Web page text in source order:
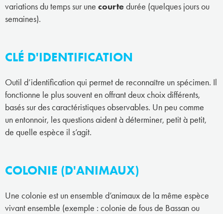
variations du temps sur une courtedurée (quelques jours ou
semaines).
CLÉ D'IDENTIFICATION
Outil d’identification qui permet de reconnaître un spécimen. Il
fonctionne le plus souvent en offrant deux choix différents,
basés sur des caractéristiques observables. Un peu comme
un entonnoir, les questions aident à déterminer, petit à petit,
de quelle espèce il s’agit.
COLONIE (D'ANIMAUX)
Une colonie est un ensemble d’animaux de la même espèce
vivant ensemble (exemple : colonie de fous de Bassan ou